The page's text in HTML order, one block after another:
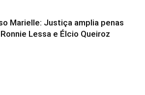
Marielle: Justiça amplia penas
Lessa e Élcio Queiroz